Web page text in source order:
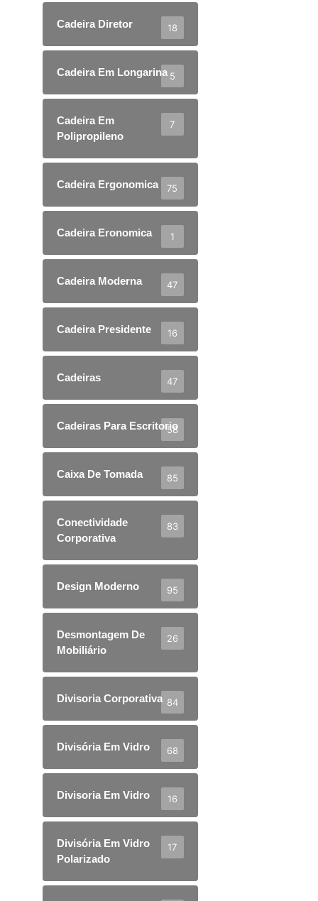
Cadeira Diretor 18
Cadeira Em Longarina 5
Cadeira Em
Polipropileno
7
Cadeira Ergonomica 75
Cadeira Eronomica 1
Cadeira Moderna 47
Cadeira Presidente 16
Cadeiras 47
Cadeiras Para Escritorio
58
Caixa De Tomada 85
Conectividade
Corporativa
83
Design Moderno 95
Desmontagem De
Mobiliário
26
Divisoria Corporativa 84
Divisória Em Vidro 68
Divisoria Em Vidro 16
Divisória Em Vidro
Polarizado
17